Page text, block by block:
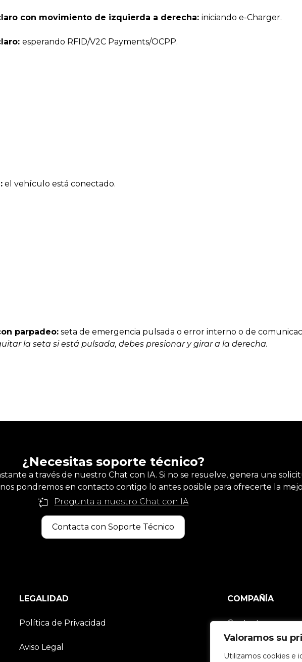
Valoramos su
Utilizamos cookies e
con movimiento de izquierda a derecha: iniciando e-Charger.
esperando RFID/V2C Payments/OCPP.
el vehículo está conectado.
parpadeo: seta de emergencia pulsada o error interno o de
la seta si está pulsada, debes presionar y girar a la derecha.
¿Necesitas soporte técnico?
a través de nuestro Chat con IA. Si no se resuelve, genera una
pondremos en contacto contigo lo antes posible para ofrecerte la
Pregunta a nuestro Chat con IA
Contacta con Soporte Técnico
LEGALIDAD
Política de Privacidad
Aviso Legal
COMPAÑÍA
Contacto